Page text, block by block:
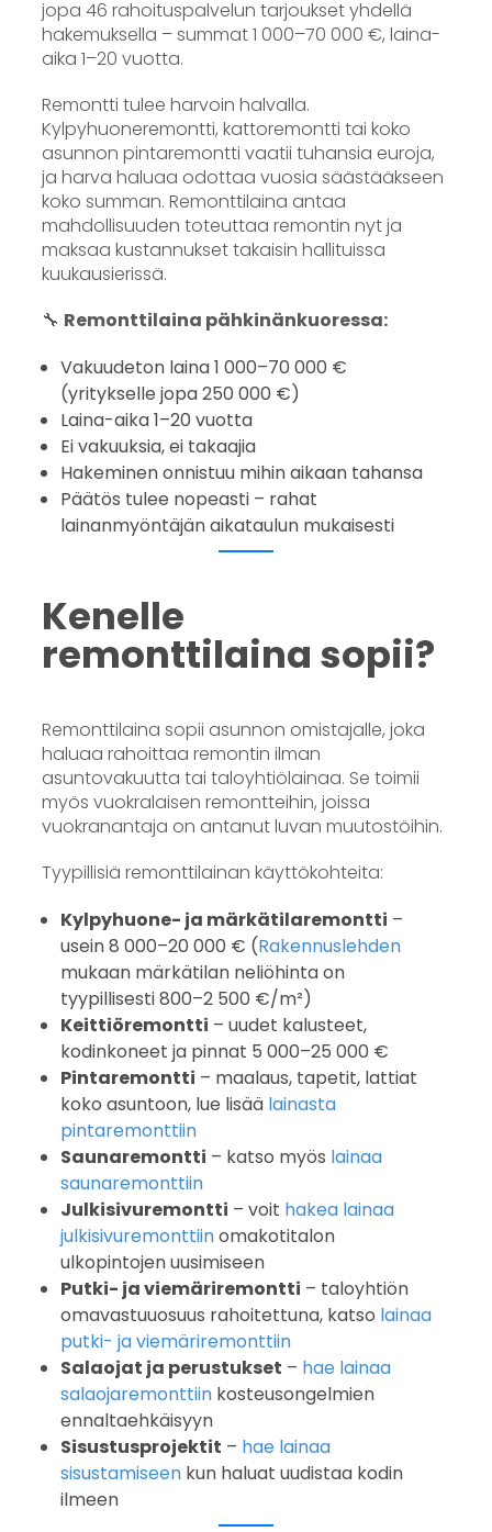
jopa 46 rahoituspalvelun tarjoukset yhdellä
hakemuksella – summat 1 000–70 000 €, laina-
aika 1–20 vuotta.
Remontti tulee harvoin halvalla.
Kylpyhuoneremontti, kattoremontti tai koko
asunnon pintaremontti vaatii tuhansia euroja,
ja harva haluaa odottaa vuosia säästääkseen
koko summan. Remonttilaina antaa
mahdollisuuden toteuttaa remontin nyt ja
maksaa kustannukset takaisin hallituissa
kuukausierissä.
🔧 Remonttilaina pähkinänkuoressa:
Vakuudeton laina 1 000–70 000 €
(yritykselle jopa 250 000 €)
Laina-aika 1–20 vuotta
Ei vakuuksia, ei takaajia
Hakeminen onnistuu mihin aikaan tahansa
Päätös tulee nopeasti – rahat
lainanmyöntäjän aikataulun mukaisesti
Kenelle
remonttilaina sopii?
Remonttilaina sopii asunnon omistajalle, joka
haluaa rahoittaa remontin ilman
asuntovakuutta tai taloyhtiölainaa. Se toimii
myös vuokralaisen remontteihin, joissa
vuokranantaja on antanut luvan muutostöihin.
Tyypillisiä remonttilainan käyttökohteita:
Kylpyhuone- ja märkätilaremontti –
usein 8 000–20 000 € (Rakennuslehden
mukaan märkätilan neliöhinta on
tyypillisesti 800–2 500 €/m²)
Keittiöremontti – uudet kalusteet,
kodinkoneet ja pinnat 5 000–25 000 €
Pintaremontti – maalaus, tapetit, lattiat
koko asuntoon, lue lisää lainasta
pintaremonttiin
Saunaremontti – katso myös lainaa
saunaremonttiin
Julkisivuremontti – voit hakea lainaa
julkisivuremonttiinomakotitalon
ulkopintojen uusimiseen
Putki- ja viemäriremontti – taloyhtiön
omavastuuosuus rahoitettuna, katso lainaa
putki- ja viemäriremonttiin
Salaojat ja perustukset – hae lainaa
salaojaremonttiin kosteusongelmien
ennaltaehkäisyyn
Sisustusprojektit – hae lainaa
sisustamiseen kun haluat uudistaa kodin
ilmeen